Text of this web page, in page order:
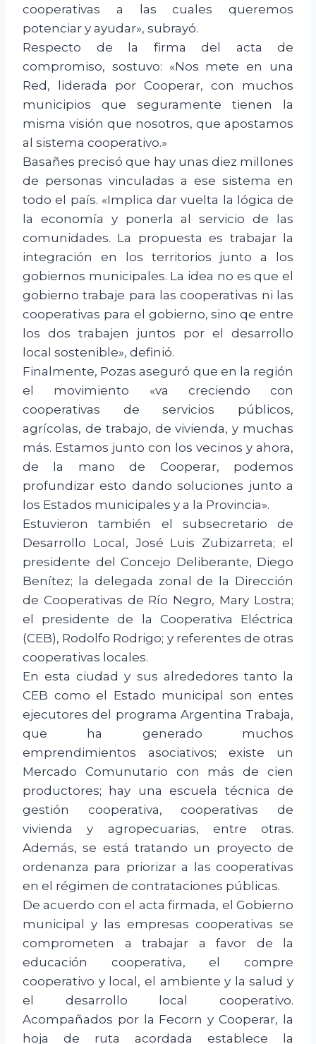
cooperativas a las cuales queremos
potenciar y ayudar», subrayó.
Respecto de la firma del acta de
compromiso, sostuvo: «Nos mete en una
Red, liderada por Cooperar, con muchos
municipios que seguramente tienen la
misma visión que nosotros, que apostamos
al sistema cooperativo.»
Basañes precisó que hay unas diez millones
de personas vinculadas a ese sistema en
todo el país. «Implica dar vuelta la lógica de
la economía y ponerla al servicio de las
comunidades. La propuesta es trabajar la
integración en los territorios junto a los
gobiernos municipales. La idea no es que el
gobierno trabaje para las cooperativas ni las
cooperativas para el gobierno, sino qe entre
los dos trabajen juntos por el desarrollo
local sostenible», definió.
Finalmente, Pozas aseguró que en la región
el movimiento «va creciendo con
cooperativas de servicios públicos,
agrícolas, de trabajo, de vivienda, y muchas
más. Estamos junto con los vecinos y ahora,
de la mano de Cooperar, podemos
profundizar esto dando soluciones junto a
los Estados municipales y a la Provincia».
Estuvieron también el subsecretario de
Desarrollo Local, José Luis Zubizarreta; el
presidente del Concejo Deliberante, Diego
Benítez; la delegada zonal de la Dirección
de Cooperativas de Río Negro, Mary Lostra;
el presidente de la Cooperativa Eléctrica
(CEB), Rodolfo Rodrigo; y referentes de otras
cooperativas locales.
En esta ciudad y sus alrededores tanto la
CEB como el Estado municipal son entes
ejecutores del programa Argentina Trabaja,
que ha generado muchos
emprendimientos asociativos; existe un
Mercado Comunutario con más de cien
productores; hay una escuela técnica de
gestión cooperativa, cooperativas de
vivienda y agropecuarias, entre otras.
Además, se está tratando un proyecto de
ordenanza para priorizar a las cooperativas
en el régimen de contrataciones públicas.
De acuerdo con el acta firmada, el Gobierno
municipal y las empresas cooperativas se
comprometen a trabajar a favor de la
educación cooperativa, el compre
cooperativo y local, el ambiente y la salud y
el desarrollo local cooperativo.
Acompañados por la Fecorn y Cooperar, la
hoja de ruta acordada establece la